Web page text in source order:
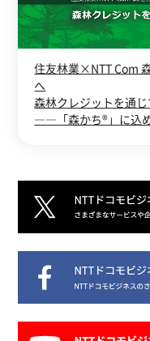
住友林業×NTT Com
へ
森林クレジットを通
――「森かち®」に込